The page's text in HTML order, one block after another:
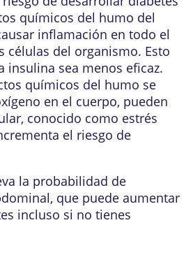
químicos del humo del
inflamación en todo el
células del organismo. Esto
insulina sea menos eficaz.
químicos del humo se
en el cuerpo, pueden
conocido como estrés
el riesgo de
la probabilidad de
que puede aumentar
incluso si no tienes